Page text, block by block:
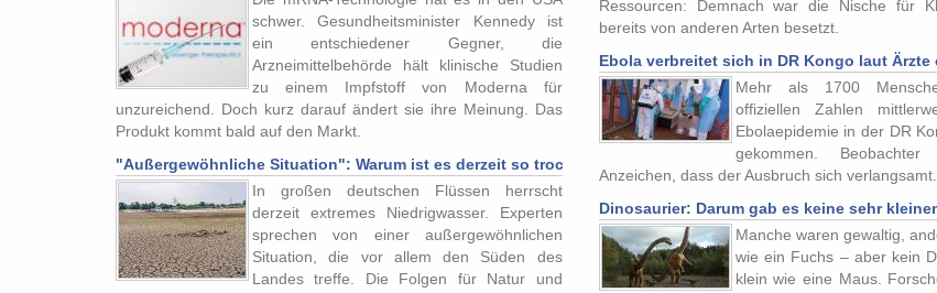
schwer. Gesundheitsminister Kennedy ist
ein entschiedener Gegner, die
Arzneimittelbehörde hält klinische Studien
zu einem Impfstoff von Moderna für
unzureichend. Doch kurz darauf ändert sie ihre Meinung. Das
Produkt kommt bald auf den Markt.
"Außergewöhnliche Situation": Warum ist es derzeit so trocken in Deutschland?
In großen deutschen Flüssen herrscht
derzeit extremes Niedrigwasser. Experten
sprechen von einer außergewöhnlichen
Situation, die vor allem den Süden des
Landes treffe. Die Folgen für Natur und
Ressourcen: Demnach war die Nische für
bereits von anderen Arten besetzt.
Ebola verbreitet sich in DR Kongo laut Ärzte
Mehr als 1700
offiziellen Zahlen
Ebolaepidemie in der DR
gekommen.
Anzeichen, dass der Ausbruch sich verlangsamt.
Dinosaurier: Darum gab es keine sehr
Manche waren gewaltig,
wie ein Fuchs – aber kein
klein wie eine Maus.